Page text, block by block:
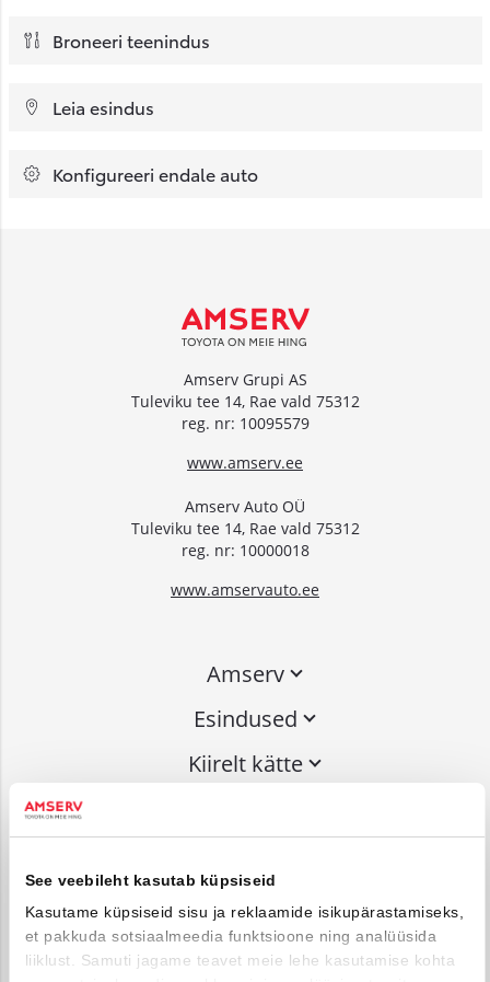
See veebileht kasutab küpsiseid
Kasutame küpsiseid sisu ja reklaamide isikupärastamiseks,
et pakkuda sotsiaalmeedia funktsioone ning analüüsida
liiklust. Samuti jagame teavet meie lehe kasutamise kohta
Broneeri teenindus
Leia esindus
Konfigureeri endale auto
Amserv Grupi AS
Tuleviku tee 14, Rae vald 75312
reg. nr: 10095579
www.amserv.ee
Amserv Auto OÜ
Tuleviku tee 14, Rae vald 75312
reg. nr: 10000018
www.amservauto.ee
Amserv
Esindused
Kiirelt kätte
Võta ühendust
info@amserv.ee
press@amserv.ee